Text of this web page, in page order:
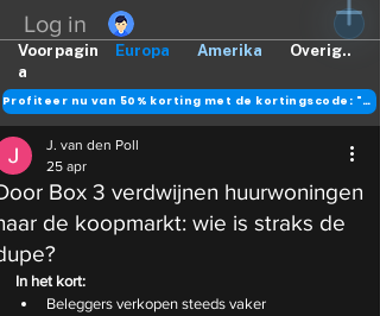
Log in
Europa Amerika Overig..
Voorpagin
a
Profiteer nu van 50% korting met de kortingscode: "DANK"
Box 3 verdwijnen huurwoningen
de koopmarkt: wie is straks de
J. van den Poll
25 apr
In het kort:
Beleggers verkopen steeds vaker